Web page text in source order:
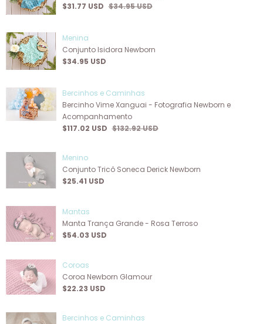
$31.77 USD $34.95 USD
Menina
Conjunto Isidora Newborn
$34.95 USD
Bercinhos e Caminhas
Bercinho Vime Xanguai - Fotografia Newborn e
Acompanhamento
$117.02 USD $132.92 USD
Menino
Conjunto Tricô Soneca Derick Newborn
$25.41 USD
Mantas
Manta Trança Grande - Rosa Terroso
$54.03 USD
Coroas
Coroa Newborn Glamour
$22.23 USD
Bercinhos e Caminhas